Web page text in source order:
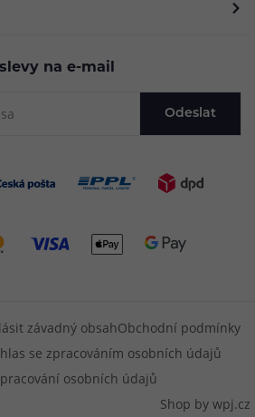
na e-mail
Odeslat
závadný obsahObchodní podmínky
se zpracováním osobních údajů
osobních údajů
Shop by wpj.cz